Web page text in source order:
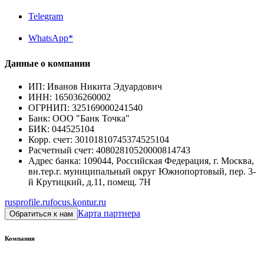
Telegram
WhatsApp*
Данные о компании
ИП: Иванов Никита Эдуардович
ИНН: 165036260002
ОГРНИП: 325169000241540
Банк: ООО "Банк Точка"
БИК: 044525104
Корр. счет: 30101810745374525104
Расчетный счет: 40802810520000814743
Адрес банка: 109044, Российская Федерация, г. Москва,
вн.тер.г. муниципальный округ Южнопортовый, пер. 3-
й Крутицкий, д.11, помещ. 7Н
rusprofile.rufocus.kontur.ru
Обратиться к нам Карта партнера
Компания